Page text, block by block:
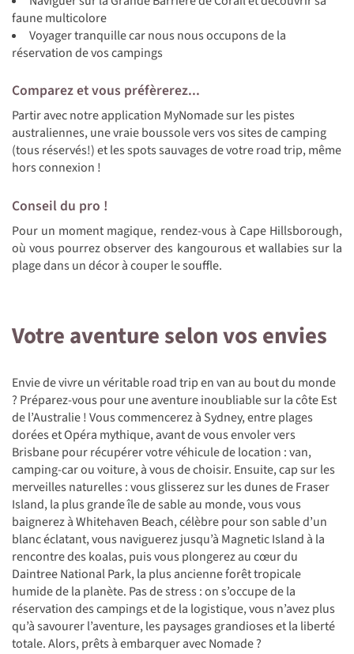
faune multicolore
Voyager tranquille car nous nous occupons de la
réservation de vos campings
Comparez et vous préfèrerez...
Partir avec notre application MyNomade sur les pistes
australiennes, une vraie boussole vers vos sites de camping
(tous réservés!) et les spots sauvages de votre road trip, même
hors connexion !
Conseil du pro !
Pour un moment magique, rendez-vous à Cape Hillsborough,
où vous pourrez observer des kangourous et wallabies sur la
plage dans un décor à couper le souffle.
Votre aventure selon vos envies
Envie de vivre un véritable road trip en van au bout du monde
? Préparez-vous pour une aventure inoubliable sur la côte Est
de l’Australie ! Vous commencerez à Sydney, entre plages
dorées et Opéra mythique, avant de vous envoler vers
Brisbane pour récupérer votre véhicule de location : van,
camping-car ou voiture, à vous de choisir. Ensuite, cap sur les
merveilles naturelles : vous glisserez sur les dunes de Fraser
Island, la plus grande île de sable au monde, vous vous
baignerez à Whitehaven Beach, célèbre pour son sable d’un
blanc éclatant, vous naviguerez jusqu’à Magnetic Island à la
rencontre des koalas, puis vous plongerez au cœur du
Daintree National Park, la plus ancienne forêt tropicale
humide de la planète. Pas de stress : on s’occupe de la
réservation des campings et de la logistique, vous n’avez plus
qu’à savourer l’aventure, les paysages grandioses et la liberté
totale. Alors, prêts à embarquer avec Nomade ?